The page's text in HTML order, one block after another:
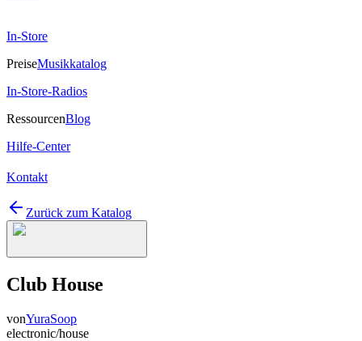
In-Store
PreiseMusikkatalog
In-Store-Radios
RessourcenBlog
Hilfe-Center
Kontakt
Zurück zum Katalog
Club House
vonYuraSoop
electronic/house